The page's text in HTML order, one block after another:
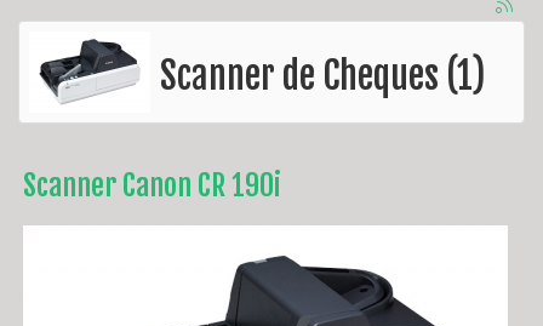
Scanner de Cheques (1)
Scanner Canon CR 190i